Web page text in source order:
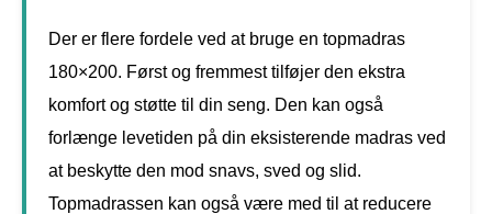
Der er flere fordele ved at bruge en topmadras
180×200. Først og fremmest tilføjer den ekstra
komfort og støtte til din seng. Den kan også
forlænge levetiden på din eksisterende madras ved
at beskytte den mod snavs, sved og slid.
Topmadrassen kan også være med til at reducere